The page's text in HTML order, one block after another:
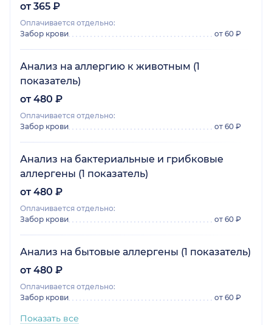
от 365 ₽
Оплачивается отдельно:
Забор крови
от 60 ₽
Анализ на аллергию к животным (1
показатель)
от 480 ₽
Оплачивается отдельно:
Забор крови
от 60 ₽
Анализ на бактериальные и грибковые
аллергены (1 показатель)
от 480 ₽
Оплачивается отдельно:
Забор крови
от 60 ₽
Анализ на бытовые аллергены (1 показатель)
от 480 ₽
Оплачивается отдельно:
Забор крови
от 60 ₽
Показать все